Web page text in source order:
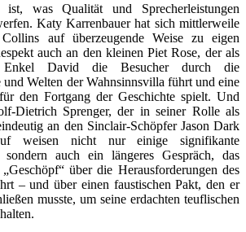
ist, was Qualität und Sprecherleistungen
Katy Karrenbauer hat sich mittlerweile
auf überzeugende Weise zu eigen
auch an den kleinen Piet Rose, der als
Enkel David die Besucher durch die
und Welten der Wahnsinnsvilla führt und eine
den Fortgang der Geschichte spielt. Und
Dietrich Sprenger, der in seiner Rolle als
an den Sinclair-Schöpfer Jason Dark
weisen nicht nur einige signifikante
sondern auch ein längeres Gespräch, das
über die Herausforderungen des
– und über einen faustischen Pakt, den er
musste, um seine erdachten teuflischen